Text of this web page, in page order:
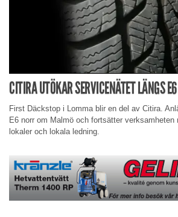
CITIRA UTÖKAR SERVICENÄTET LÄNGS
First Däckstop i Lomma blir en del av Citira.
E6 norr om Malmö och fortsätter verksamheten
lokaler och lokala ledning.